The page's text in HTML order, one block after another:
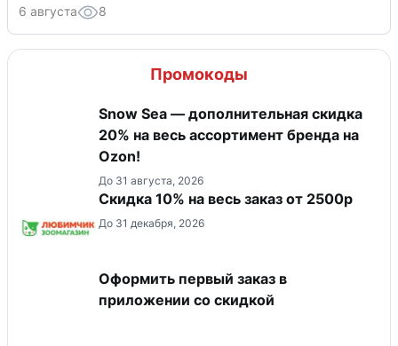
6 августа 8
Промокоды
Snow Sea — дополнительная скидка
20% на весь ассортимент бренда на
Ozon!
До 31 августа, 2026
Скидка 10% на весь заказ от 2500р
До 31 декабря, 2026
Оформить первый заказ в
приложении со скидкой